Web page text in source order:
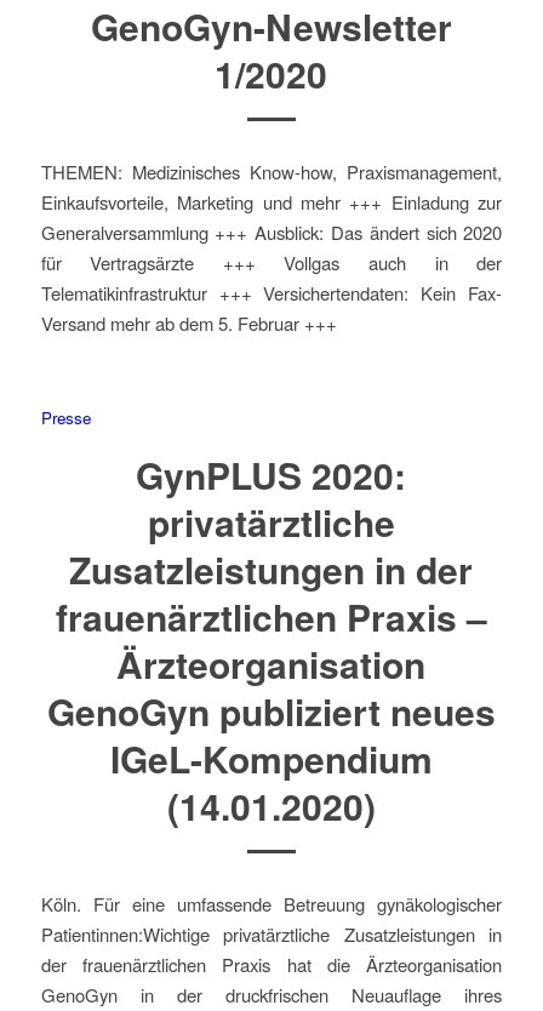
GenoGyn-Newsletter
1/2020
THEMEN: Medizinisches Know-how, Praxismanagement,
Einkaufsvorteile, Marketing und mehr +++ Einladung zur
Generalversammlung +++ Ausblick: Das ändert sich 2020
für Vertragsärzte +++ Vollgas auch in der
Telematikinfrastruktur +++ Versichertendaten: Kein Fax-
Versand mehr ab dem 5. Februar +++
Presse
GynPLUS 2020:
privatärztliche
Zusatzleistungen in der
frauenärztlichen Praxis –
Ärzteorganisation
GenoGyn publiziert neues
IGeL-Kompendium
(14.01.2020)
Köln. Für eine umfassende Betreuung gynäkologischer
Patientinnen:Wichtige privatärztliche Zusatzleistungen in
der frauenärztlichen Praxis hat die Ärzteorganisation
GenoGyn in der druckfrischen Neuauflage ihres